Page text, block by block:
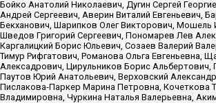
Бойко Анатолий Николаевич, Дугин Сергей
Андрей Сергеевич, Аверин Виталий Евгеньевич,
Бекханович, Шарипков Олег Викторович, Мошель
Шведов Григорий Сергеевич, Пономарев Лев
Каргалицкий Борис Юльевич, Созаев Валерий
Тимур Рифгатович, Романова Ольга Евгеньевна,
Алексадрович, Цирульников Борис Альбертович,
Паутов Юрий Анатольевич, Верховский
Пислакова-Паркер Марина Петровна, Кочеткова
Владимировна, Чуркина Наталья Валерьевна,